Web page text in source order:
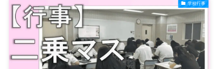
学校行事